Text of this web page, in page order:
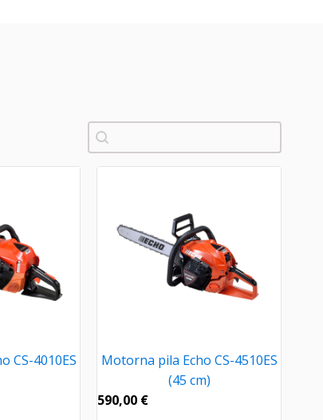
Pretraži
CS-4010ES
Motorna pila Echo CS-4510ES
(45 cm)
590,00 €